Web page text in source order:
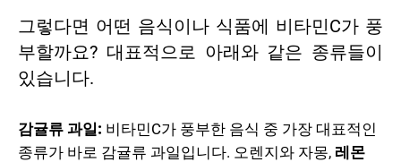
그렇다면 어떤 음식이나 식품에 비타민C가 풍
부할까요? 대표적으로 아래와 같은 종류들이
있습니다.
감귤류 과일: 비타민C가 풍부한 음식 중 가장 대표적인
종류가 바로 감귤류 과일입니다. 오렌지와 자몽, 레몬